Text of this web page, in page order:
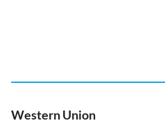
Western Union